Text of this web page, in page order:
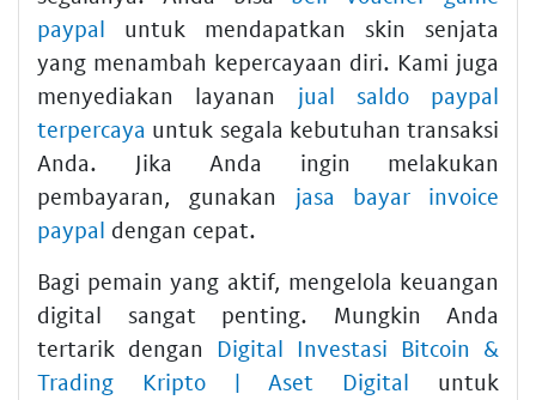
paypal untuk mendapatkan skin senjata
yang menambah kepercayaan diri. Kami juga
menyediakan layanan jual saldo paypal
terpercaya untuk segala kebutuhan transaksi
Anda. Jika Anda ingin melakukan
pembayaran, gunakan jasa bayar invoice
paypal dengan cepat.
Bagi pemain yang aktif, mengelola keuangan
digital sangat penting. Mungkin Anda
tertarik dengan Digital Investasi Bitcoin &
Trading Kripto | Aset Digital untuk